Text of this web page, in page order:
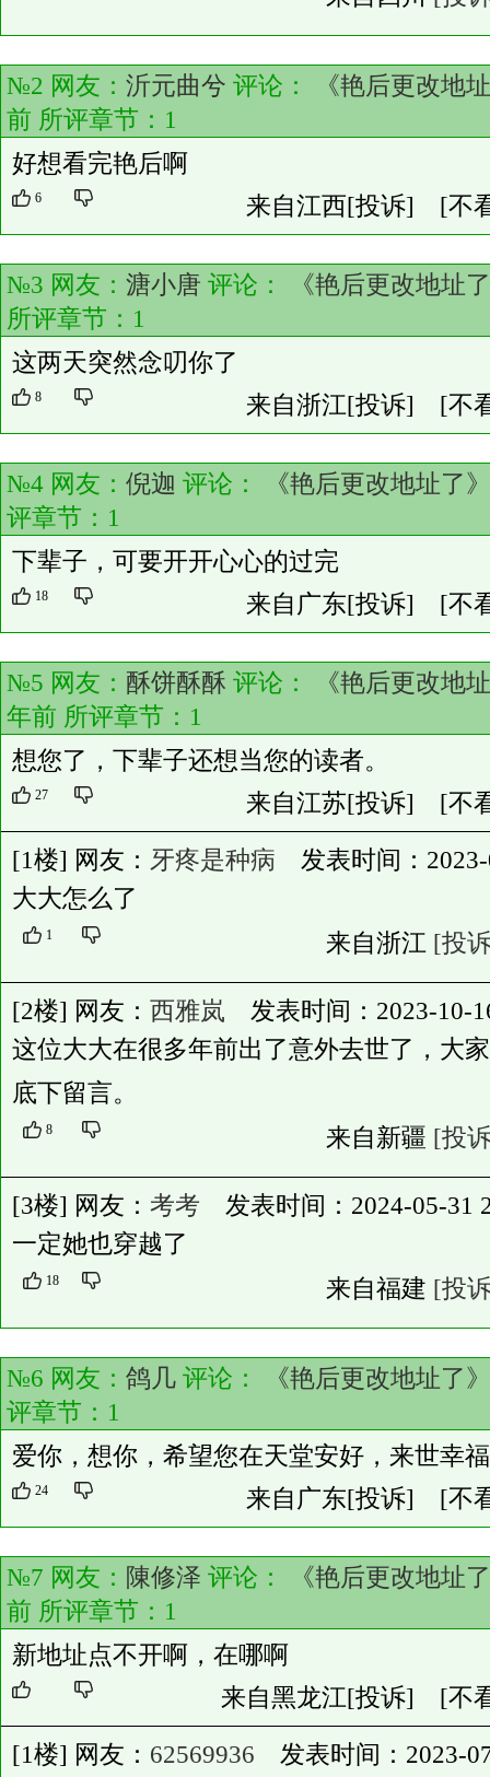
№2 网友： 沂元曲兮 评论：
《艳后更改地
前 所评章节： 1
好想看完艳后啊
6 来自江西[投诉] [不
№3 网友： 溏小唐 评论：
《艳后更改地址
所评章节： 1
这两天突然念叨你了
8 来自浙江[投诉] [不
№4 网友： 倪迦 评论：
《艳后更改地址了》
评章节： 1
下辈子，可要开开心心的过完
18 来自广东[投诉] [不
№5 网友： 酥饼酥酥 评论：
《艳后更改地
年前 所评章节： 1
想您了，下辈子还想当您的读者。
27 来自江苏[投诉] [不
[1楼] 网友： 牙疼是种病 发表时间：2023-
大大怎么了
1 来自浙江 [投
[2楼] 网友： 西雅岚 发表时间：2023-10-
这位大大在很多年前出了意外去世了，大
底下留言。
8 来自新疆 [投
[3楼] 网友： 考考 发表时间：2024-05-31
一定她也穿越了
18 来自福建 [投
№6 网友： 鸽几 评论：
《艳后更改地址了》
评章节： 1
爱你，想你，希望您在天堂安好，来世幸
24 来自广东[投诉] [不
№7 网友： 陳修泽 评论：
《艳后更改地址
前 所评章节： 1
新地址点不开啊，在哪啊
来自黑龙江[投诉] [不
[1楼] 网友： 62569936 发表时间：2023-